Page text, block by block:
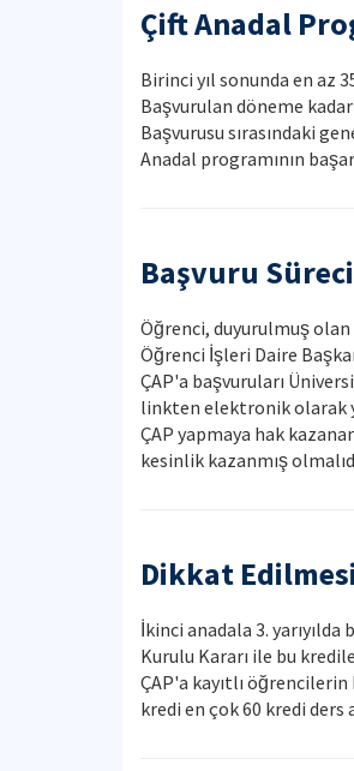
Çift Anadal
Birinci yıl sonunda en az
Başvurulan döneme
Başvurusu sırasındaki
Anadal programının
Başvuru Süreci
Öğrenci, duyurulmuş olan
Öğrenci İşleri Daire
ÇAP'a başvuruları
linkten elektronik olarak
ÇAP yapmaya hak
kesinlik kazanmış
Dikkat
İkinci anadala 3.
Kurulu Kararı ile bu
ÇAP'a kayıtlı
kredi en çok 60 kredi ders